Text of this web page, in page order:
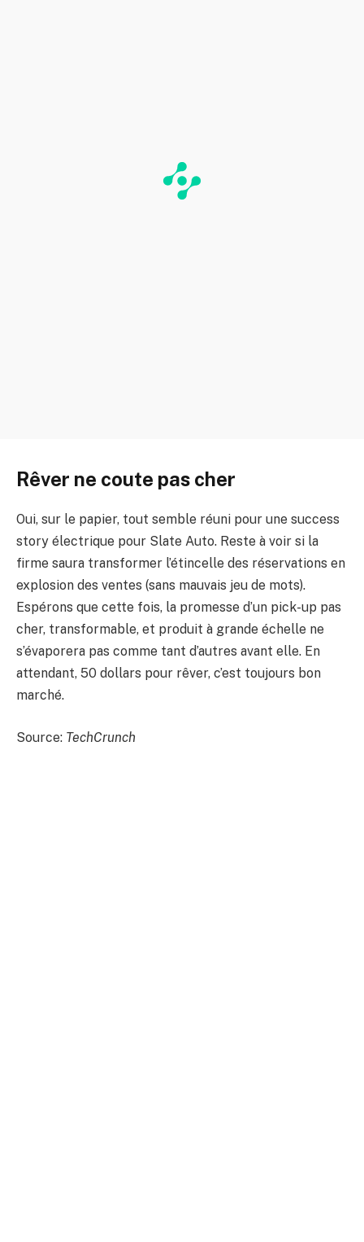
Rêver ne coute pas cher
Oui, sur le papier, tout semble réuni pour une success
story électrique pour Slate Auto. Reste à voir si la
firme saura transformer l’étincelle des réservations en
explosion des ventes (sans mauvais jeu de mots).
Espérons que cette fois, la promesse d’un pick-up pas
cher, transformable, et produit à grande échelle ne
s’évaporera pas comme tant d’autres avant elle. En
attendant, 50 dollars pour rêver, c’est toujours bon
marché.
Source: TechCrunch